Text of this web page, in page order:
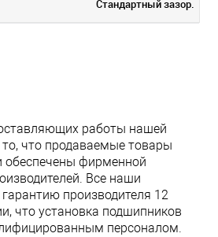
Стандартный зазор.
работы нашей
что продаваемые товары
обеспечены фирменной
Все наши
производителя 12
что установка подшипников
персоналом.